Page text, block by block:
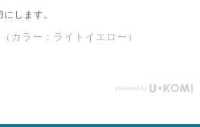
します。
カラー：ライトイエロー）